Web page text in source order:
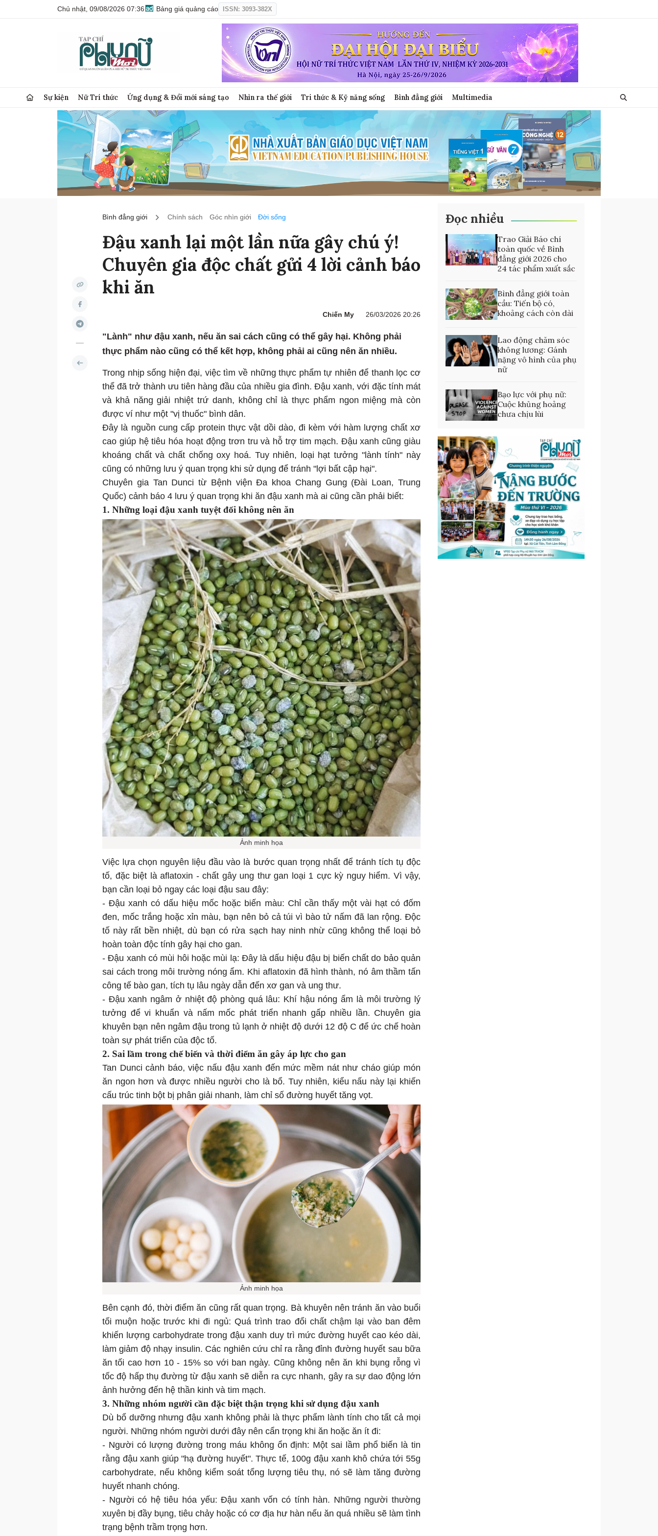
Chủ nhật, 09/08/2026 07:36 Bảng giá quảng cáo ISSN: 3093-382X
Sự kiện Nữ Trí thức Ứng dụng & Đổi mới sáng tạo Nhìn ra thế giới Tri thức & Kỹ năng sống Bình đẳng giới Multimedia
Bình đẳng giới Chính sách Góc nhìn giới Đời sống
Đậu xanh lại một lần nữa gây chú ý!
Chuyên gia độc chất gửi 4 lời cảnh báo
khi ăn
Chiến My 26/03/2026 20:26
"Lành" như đậu xanh, nếu ăn sai cách cũng có thể gây hại. Không phải
thực phẩm nào cũng có thể kết hợp, không phải ai cũng nên ăn nhiều.
Trong nhịp sống hiện đại, việc tìm về những thực phẩm tự nhiên để thanh lọc cơ
thể đã trở thành ưu tiên hàng đầu của nhiều gia đình. Đậu xanh, với đặc tính mát
và khả năng giải nhiệt trứ danh, không chỉ là thực phẩm ngon miệng mà còn
được ví như một "vị thuốc" bình dân.
Đây là nguồn cung cấp protein thực vật dồi dào, đi kèm với hàm lượng chất xơ
cao giúp hệ tiêu hóa hoạt động trơn tru và hỗ trợ tim mạch. Đậu xanh cũng giàu
khoáng chất và chất chống oxy hoá. Tuy nhiên, loại hạt tưởng "lành tính" này
cũng có những lưu ý quan trọng khi sử dụng để tránh "lợi bất cập hại".
Chuyên gia Tan Dunci từ Bệnh viện Đa khoa Chang Gung (Đài Loan, Trung
Quốc) cảnh báo 4 lưu ý quan trọng khi ăn đậu xanh mà ai cũng cần phải biết:
1. Những loại đậu xanh tuyệt đối không nên ăn
Ảnh minh họa
Việc lựa chọn nguyên liệu đầu vào là bước quan trọng nhất để tránh tích tụ độc
tố, đặc biệt là aflatoxin - chất gây ung thư gan loại 1 cực kỳ nguy hiểm. Vì vậy,
bạn cần loại bỏ ngay các loại đậu sau đây:
- Đậu xanh có dấu hiệu mốc hoặc biến màu: Chỉ cần thấy một vài hạt có đốm
đen, mốc trắng hoặc xỉn màu, bạn nên bỏ cả túi vì bào tử nấm đã lan rộng. Độc
tố này rất bền nhiệt, dù bạn có rửa sạch hay ninh nhừ cũng không thể loại bỏ
hoàn toàn độc tính gây hại cho gan.
- Đậu xanh có mùi hôi hoặc mùi lạ: Đây là dấu hiệu đậu bị biến chất do bảo quản
sai cách trong môi trường nóng ẩm. Khi aflatoxin đã hình thành, nó âm thầm tấn
công tế bào gan, tích tụ lâu ngày dẫn đến xơ gan và ung thư.
- Đậu xanh ngâm ở nhiệt độ phòng quá lâu: Khí hậu nóng ẩm là môi trường lý
tưởng để vi khuẩn và nấm mốc phát triển nhanh gấp nhiều lần. Chuyên gia
khuyên bạn nên ngâm đậu trong tủ lạnh ở nhiệt độ dưới 12 độ C để ức chế hoàn
toàn sự phát triển của độc tố.
2. Sai lầm trong chế biến và thời điểm ăn gây áp lực cho gan
Tan Dunci cảnh báo, việc nấu đậu xanh đến mức mềm nát như cháo giúp món
ăn ngon hơn và được nhiều người cho là bổ. Tuy nhiên, kiểu nấu này lại khiến
cấu trúc tinh bột bị phân giải nhanh, làm chỉ số đường huyết tăng vọt.
Ảnh minh họa
Bên cạnh đó, thời điểm ăn cũng rất quan trọng. Bà khuyên nên tránh ăn vào buổi
tối muộn hoặc trước khi đi ngủ: Quá trình trao đổi chất chậm lại vào ban đêm
khiến lượng carbohydrate trong đậu xanh duy trì mức đường huyết cao kéo dài,
làm giảm độ nhạy insulin. Các nghiên cứu chỉ ra rằng đỉnh đường huyết sau bữa
ăn tối cao hơn 10 - 15% so với ban ngày. Cũng không nên ăn khi bụng rỗng vì
tốc độ hấp thụ đường từ đậu xanh sẽ diễn ra cực nhanh, gây ra sự dao động lớn
ảnh hưởng đến hệ thần kinh và tim mạch.
3. Những nhóm người cần đặc biệt thận trọng khi sử dụng đậu xanh
Dù bổ dưỡng nhưng đậu xanh không phải là thực phẩm lành tính cho tất cả mọi
người. Những nhóm người dưới đây nên cẩn trọng khi ăn hoặc ăn ít đi:
- Người có lượng đường trong máu không ổn định: Một sai lầm phổ biến là tin
rằng đậu xanh giúp "hạ đường huyết". Thực tế, 100g đậu xanh khô chứa tới 55g
carbohydrate, nếu không kiểm soát tổng lượng tiêu thụ, nó sẽ làm tăng đường
huyết nhanh chóng.
- Người có hệ tiêu hóa yếu: Đậu xanh vốn có tính hàn. Những người thường
xuyên bị đầy bụng, tiêu chảy hoặc có cơ địa hư hàn nếu ăn quá nhiều sẽ làm tình
trạng bệnh trầm trọng hơn.
Đọc nhiều
Trao Giải Báo chí
toàn quốc về Bình
đẳng giới 2026 cho
24 tác phẩm xuất sắc
Bình đẳng giới toàn
cầu: Tiến bộ có,
khoảng cách còn dài
Lao động chăm sóc
không lương: Gánh
nặng vô hình của phụ
nữ
Bạo lực với phụ nữ:
Cuộc khủng hoảng
chưa chịu lùi